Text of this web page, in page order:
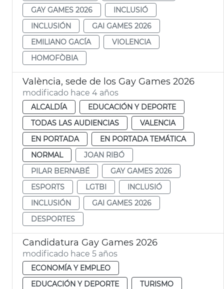
GAY GAMES 2026
INCLUSIÓ
INCLUSIÓN
GAI GAMES 2026
EMILIANO GACÍA
VIOLENCIA
HOMOFÒBIA
València, sede de los Gay Games 2026
modificado hace 4 años
ALCALDÍA
EDUCACIÓN Y DEPORTE
TODAS LAS AUDIENCIAS
VALENCIA
EN PORTADA
EN PORTADA TEMÁTICA
NORMAL
JOAN RIBÓ
PILAR BERNABÉ
GAY GAMES 2026
ESPORTS
LGTBI
INCLUSIÓ
INCLUSIÓN
GAI GAMES 2026
DESPORTES
Candidatura Gay Games 2026
modificado hace 5 años
ECONOMÍA Y EMPLEO
EDUCACIÓN Y DEPORTE
TURISMO